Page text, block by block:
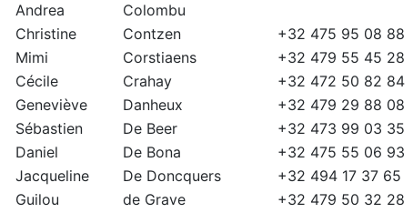
Andrea
Colombu
Christine
Contzen
+32 475 95 08 88
Mimi
Corstiaens
+32 479 55 45 28
Cécile
Crahay
+32 472 50 82 84
Geneviève
Danheux
+32 479 29 88 08
Sébastien
De Beer
+32 473 99 03 35
Daniel
De Bona
+32 475 55 06 93
Jacqueline
De Doncquers
+32 494 17 37 65
Guilou
de Grave
+32 479 50 32 28